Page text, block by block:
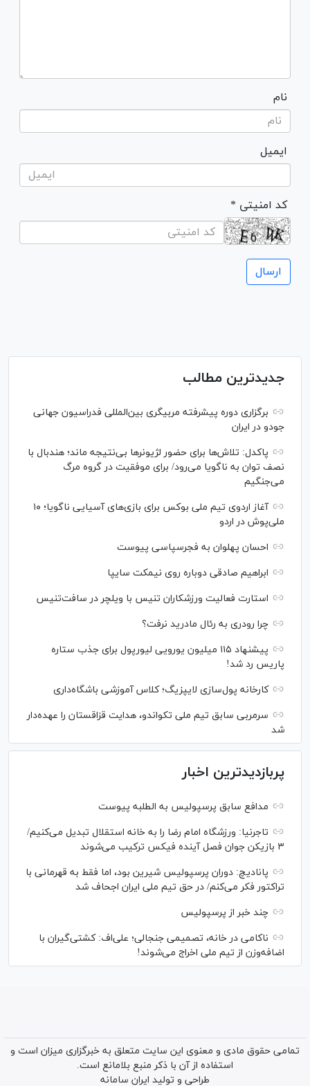
نام
ایمیل
* کد امنیتی
جدیدترین مطالب
برگزاری دوره پیشرفته مربیگری بین‌المللی فدراسیون جهانی
جودو در ایران
پاکدل: تلاش‌ها برای حضور لژیونر‌ها بی‌نتیجه ماند؛ هندبال با
نصف توان به ناگویا می‌رود/ برای موفقیت در گروه مرگ
می‌جنگیم
آغاز اردوی تیم ملی بوکس برای بازی‌های آسیایی ناگویا؛ ۱۰
ملی‌پوش در اردو
احسان پهلوان به فجرسپاسی پیوست
ابراهیم صادقی دوباره روی نیمکت سایپا
استارت فعالیت ورزشکاران تنیس با ویلچر در سافت‌تنیس
چرا رودری به رئال مادرید نرفت؟
پیشنهاد ۱۱۵ میلیون یورویی لیورپول برای جذب ستاره
پاریس رد شد!
کارخانه پول‌سازی لایپزیگ؛ کلاس آموزشی باشگاه‌داری
سرمربی سابق تیم ملی تکواندو، هدایت قزاقستان را عهده‌دار
شد
پربازدیدترین اخبار
مدافع سابق پرسپولیس به الطلبه پیوست
تاجرنیا: ورزشگاه امام رضا را به خانه استقلال تبدیل می‌کنیم/
۳ بازیکن جوان فصل آینده فیکس ترکیب می‌شوند
پانادیچ: دوران پرسپولیس شیرین بود، اما فقط به قهرمانی با
تراکتور فکر می‌کنم/ در حق تیم ملی ایران اجحاف شد
چند خبر از پرسپولیس
ناکامی در خانه، تصمیمی جنجالی؛ علی‌اف: کشتی‌گیران با
اضافه‌وزن از تیم ملی اخراج می‌شوند!
تمامی حقوق مادی و معنوی این سایت متعلق به خبرگزاری میزان است و
استفاده از آن با ذکر منبع بلامانع است.
طراحی و تولید ایران سامانه